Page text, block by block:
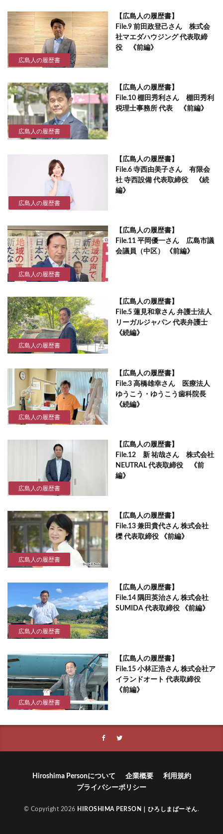
広島人の履歴書
【広島人の履歴書】
File.9 前田政登己さん 株式会
社マエダハウジング 代表取締
役 《前編》
広島人の履歴書
【広島人の履歴書】
File.10 棚田秀利さん 棚田秀利
税理士事務所 代表 《前編》
広島人の履歴書
【広島人の履歴書】
File.6 寺西由美子さん 有限会
社 寺西設備 代表取締役 《続
編》
広島人の履歴書
【広島人の履歴書】
File.11 平岡優一さん 広島市議
会議員（中区） 《前編》
広島人の履歴書
【広島人の履歴書】
File.5 蓮見和章さん 弁護士法人
リーガルジャパン 代表弁護士
《続編》
広島人の履歴書
【広島人の履歴書】
File.3 高橋雄幸さん 医療法人
ゆうこう・ゆうこう歯科院長
《続編》
広島人の履歴書
【広島人の履歴書】
File.12 新 祐哉さん 株式会社
NEUTRAL 代表取締役 《前
編》
広島人の履歴書
【広島人の履歴書】
File.13 兼田貴代さん 株式会社
櫟 代表取締役 《前編》
広島人の履歴書
【広島人の履歴書】
File.14 隅田英治さん 株式会社
SUMIDA 代表取締役 《前編》
広島人の履歴書
【広島人の履歴書】
File.15 小林正浩さん 株式会社ア
イランドオート 代表取締役
《前編》
Hiroshima Personについて 企業概要
利用規約
プライバシーポリシー
© Copyright 2026 HIROSHIMA PERSON｜ひろしまぱーそん.